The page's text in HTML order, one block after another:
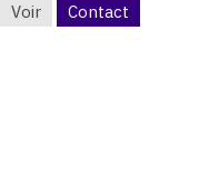
ONGLETS
Voir Contact